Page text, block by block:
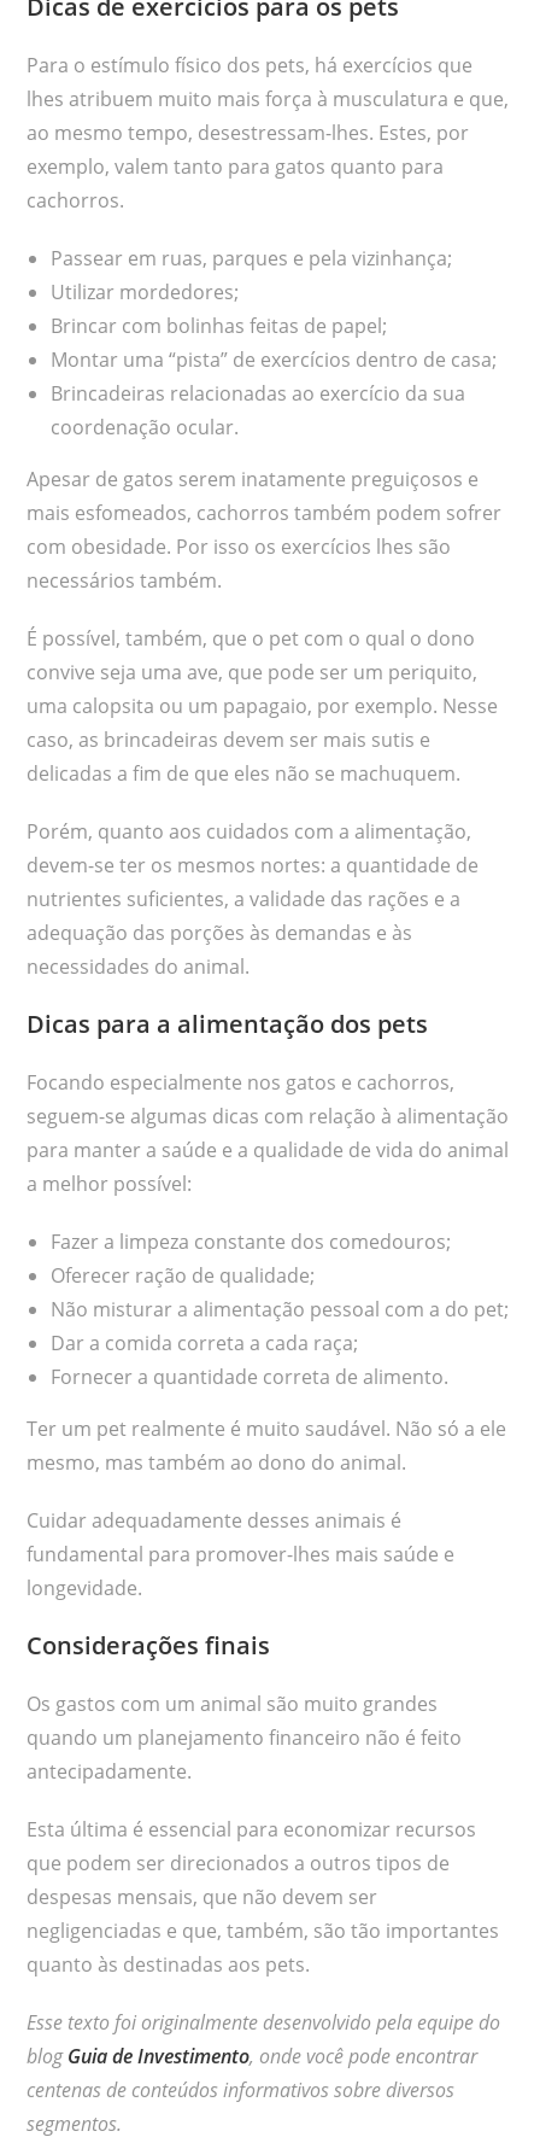
Para o estímulo físico dos pets, há exercícios que
lhes atribuem muito mais força à musculatura e que,
ao mesmo tempo, desestressam-lhes. Estes, por
exemplo, valem tanto para gatos quanto para
cachorros.
Passear em ruas, parques e pela vizinhança;
Utilizar mordedores;
Brincar com bolinhas feitas de papel;
Montar uma “pista” de exercícios dentro de casa;
Brincadeiras relacionadas ao exercício da sua
coordenação ocular.
Apesar de gatos serem inatamente preguiçosos e
mais esfomeados, cachorros também podem sofrer
com obesidade. Por isso os exercícios lhes são
necessários também.
É possível, também, que o pet com o qual o dono
convive seja uma ave, que pode ser um periquito,
uma calopsita ou um papagaio, por exemplo. Nesse
caso, as brincadeiras devem ser mais sutis e
delicadas a fim de que eles não se machuquem.
Porém, quanto aos cuidados com a alimentação,
devem-se ter os mesmos nortes: a quantidade de
nutrientes suficientes, a validade das rações e a
adequação das porções às demandas e às
necessidades do animal.
Dicas para a alimentação dos pets
Focando especialmente nos gatos e cachorros,
seguem-se algumas dicas com relação à alimentação
para manter a saúde e a qualidade de vida do animal
a melhor possível:
Fazer a limpeza constante dos comedouros;
Oferecer ração de qualidade;
Não misturar a alimentação pessoal com a do pet;
Dar a comida correta a cada raça;
Fornecer a quantidade correta de alimento.
Ter um pet realmente é muito saudável. Não só a ele
mesmo, mas também ao dono do animal.
Cuidar adequadamente desses animais é
fundamental para promover-lhes mais saúde e
longevidade.
Considerações finais
Os gastos com um animal são muito grandes
quando um planejamento financeiro não é feito
antecipadamente.
Esta última é essencial para economizar recursos
que podem ser direcionados a outros tipos de
despesas mensais, que não devem ser
negligenciadas e que, também, são tão importantes
quanto às destinadas aos pets.
Esse texto foi originalmente desenvolvido pela equipe do
blog Guia de Investimento, onde você pode encontrar
centenas de conteúdos informativos sobre diversos
segmentos.